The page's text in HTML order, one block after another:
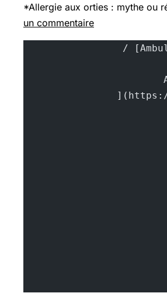
*Allergie aux orties : mythe ou
un commentaire